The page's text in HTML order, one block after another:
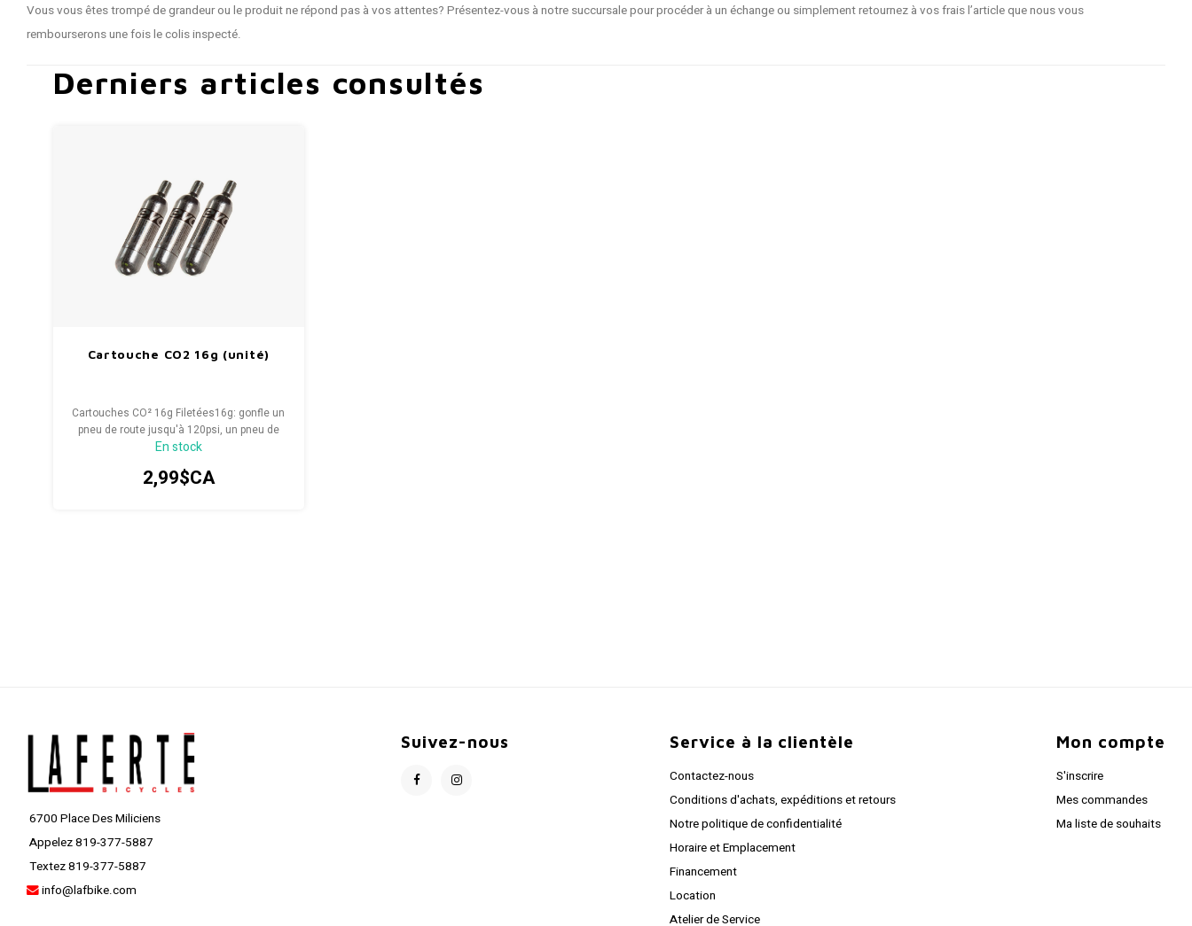
Vous vous êtes trompé de grandeur ou le produit ne répond pas à vos attentes? Présentez-vous à notre succursale pour procéder à un échange ou simplement retournez à vos frais l’article que nous vous
rembourserons une fois le colis inspecté.
Derniers articles consultés
Cartouche CO2 16g (unité)
Cartouches CO² 16g Filetées16g: gonfle un
pneu de route jusqu'à 120psi, un pneu de
montagne à 30psi
En stock
2,99$CA
6700 Place Des Miliciens
Appelez 819-377-5887
Textez 819-377-5887
info@lafbike.com
Suivez-nous Service à la clientèle
Contactez-nous
Conditions d'achats, expéditions et retours
Notre politique de confidentialité
Horaire et Emplacement
Financement
Location
Atelier de Service
Mon compte
S'inscrire
Mes commandes
Ma liste de souhaits